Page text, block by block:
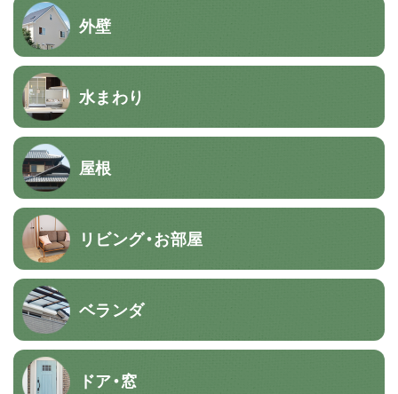
外壁
水まわり
屋根
リビング・お部屋
ベランダ
ドア・窓